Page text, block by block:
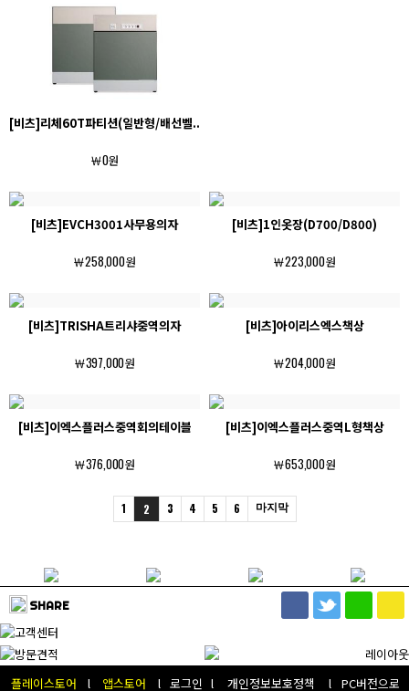
[비츠]리체60T파티션(일반형/배선벨..
￦0원
[비츠]EVCH3001사무용의자
￦258,000원
[비츠]1인옷장(D700/D800)
￦223,000원
[비츠]TRISHA트리샤중역의자
￦397,000원
[비츠]아이리스엑스책상
￦204,000원
[비츠]이엑스플러스중역회의테이블
￦376,000원
[비츠]이엑스플러스중역L형책상
￦653,000원
1 2 3 4 5 6 마지막
SHARE
플레이스토어 l 앱스토어 l 로그인 l 개인정보보호정책 l PC버전으로